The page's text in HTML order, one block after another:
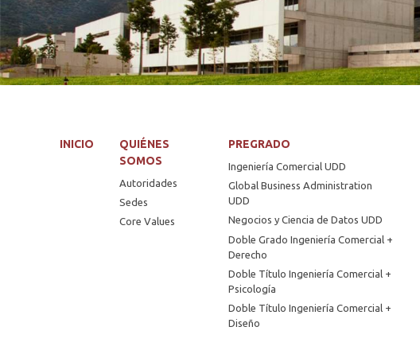
INICIO
QUIÉNES
SOMOS
Autoridades
Sedes
Core Values
PREGRADO
Ingeniería Comercial UDD
Global Business Administration
UDD
Negocios y Ciencia de Datos UDD
Doble Grado Ingeniería Comercial +
Derecho
Doble Título Ingeniería Comercial +
Psicología
Doble Título Ingeniería Comercial +
Diseño